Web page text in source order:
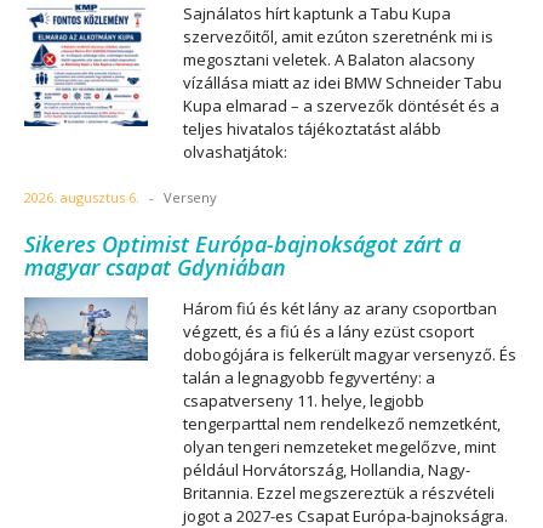
Sajnálatos hírt kaptunk a Tabu Kupa
szervezőitől, amit ezúton szeretnénk mi is
megosztani veletek. A Balaton alacsony
vízállása miatt az idei BMW Schneider Tabu
Kupa elmarad – a szervezők döntését és a
teljes hivatalos tájékoztatást alább
olvashatjátok:
2026. augusztus 6. - Verseny
Sikeres Optimist Európa-bajnokságot zárt a
magyar csapat Gdyniában
Három fiú és két lány az arany csoportban
végzett, és a fiú és a lány ezüst csoport
dobogójára is felkerült magyar versenyző. És
talán a legnagyobb fegyvertény: a
csapatverseny 11. helye, legjobb
tengerparttal nem rendelkező nemzetként,
olyan tengeri nemzeteket megelőzve, mint
például Horvátország, Hollandia, Nagy-
Britannia. Ezzel megszereztük a részvételi
jogot a 2027-es Csapat Európa-bajnokságra.